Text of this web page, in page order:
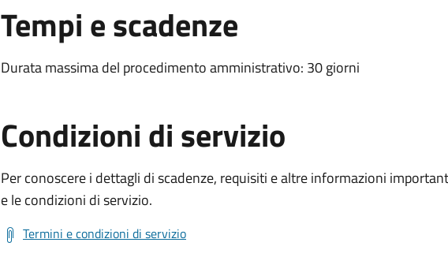
Tempi e scadenze
Durata massima del procedimento amministrativo: 30 giorni
Condizioni di servizio
Per conoscere i dettagli di scadenze, requisiti e altre informazioni
e le condizioni di servizio.
Termini e condizioni di servizio